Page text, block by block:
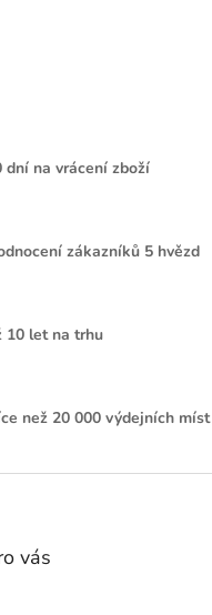
dní na vrácení zboží
zákazníků 5 hvězd
10 let na trhu
než 20 000 výdejních míst
vás